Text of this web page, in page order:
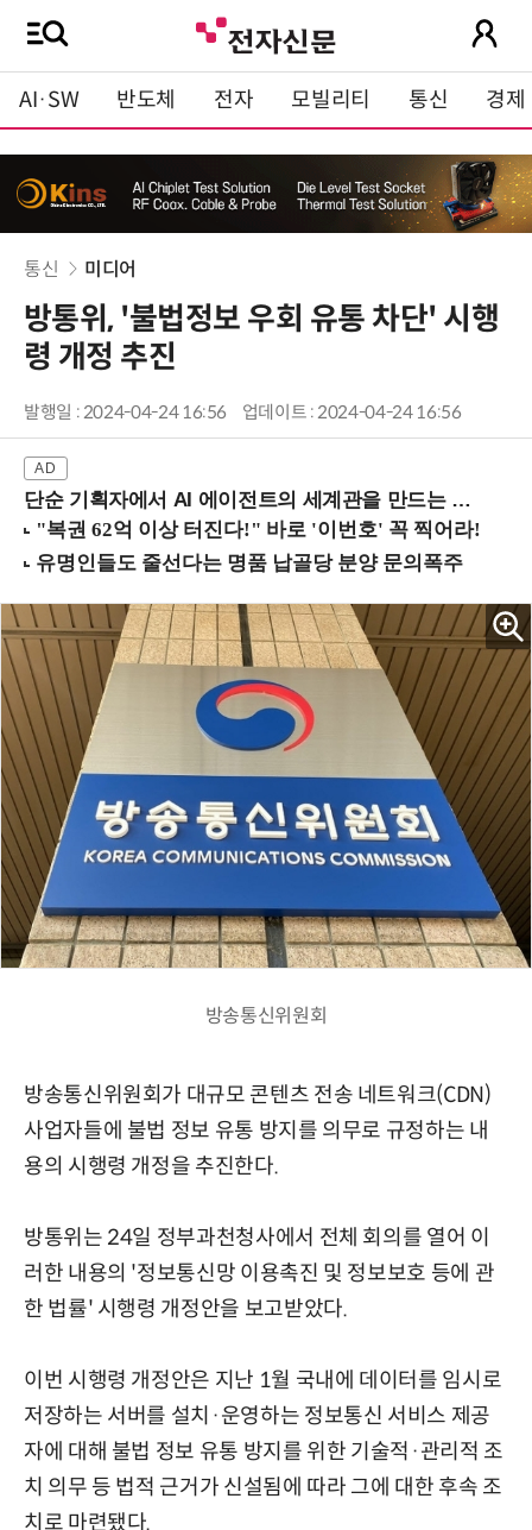
AI·SW 반도체 전자 모빌리티 통신 경제
통신 미디어
방통위, '불법정보 우회 유통 차단' 시행
령 개정 추진
발행일 : 2024-04-24 16:56 업데이트 : 2024-04-24 16:56
단순 기획자에서 AI 에이전트의 세계관을 만드는 지식 설계자로.. (8/20 강남역)
방송통신위원회
방송통신위원회가 대규모 콘텐츠 전송 네트워크(CDN)
사업자들에 불법 정보 유통 방지를 의무로 규정하는 내
용의 시행령 개정을 추진한다.
방통위는 24일 정부과천청사에서 전체 회의를 열어 이
러한 내용의 '정보통신망 이용촉진 및 정보보호 등에 관
한 법률' 시행령 개정안을 보고받았다.
이번 시행령 개정안은 지난 1월 국내에 데이터를 임시로
저장하는 서버를 설치·운영하는 정보통신 서비스 제공
자에 대해 불법 정보 유통 방지를 위한 기술적·관리적 조
치 의무 등 법적 근거가 신설됨에 따라 그에 대한 후속 조
치로 마련됐다.